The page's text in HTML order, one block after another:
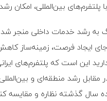
پلتفرم‌های بین‌المللی،
به رشد خدمات داخلی منجر
ایجاد فرصت، زمینه‌ساز
این است که پلتفرم‌های
رشد منطقه‌ای و
سال گذشته نظاره و مقایسه